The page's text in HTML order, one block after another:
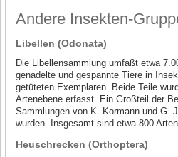
Andere Insekten-
Libellen (Odonata)
Die Libellensammlung umfaßt etwa
genadelte und gespannte Tiere in
getüteten Exemplaren. Beide Teile
Artenebene erfasst. Ein Großteil der
Sammlungen von K. Kormann und G.
wurden. Insgesamt sind etwa 800
Heuschrecken (Orthoptera)